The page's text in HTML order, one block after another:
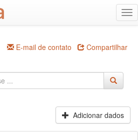
E-mail de contato Compartilhar
Adicionar dados